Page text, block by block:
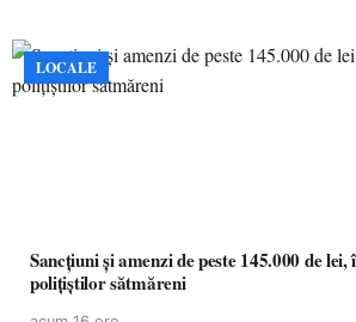
LOCALE
Sancțiuni și amenzi de peste 145.000 de
polițiștilor sătmăreni